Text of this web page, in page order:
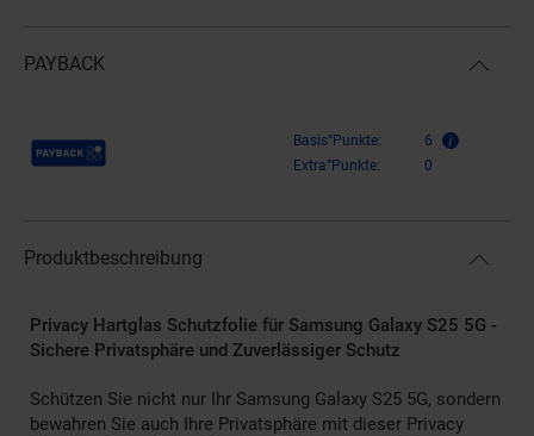
PAYBACK
Payback Punkte Basis°Punkte:
6
Extra°Punkte:
0
Produktbeschreibung
Privacy Hartglas Schutzfolie für Samsung Galaxy S25 5G -
Sichere Privatsphäre und Zuverlässiger Schutz
Schützen Sie nicht nur Ihr Samsung Galaxy S25 5G, sondern
bewahren Sie auch Ihre Privatsphäre mit dieser Privacy